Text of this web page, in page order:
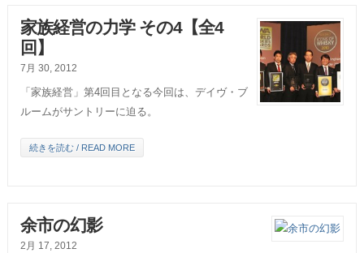
家族経営の力学 その4【全4
回】
7月 30, 2012
「家族経営」第4回目となる今回は、デイヴ・ブ
ルームがサントリーに迫る。
続きを読む / READ MORE
余市の幻影
2月 17, 2012